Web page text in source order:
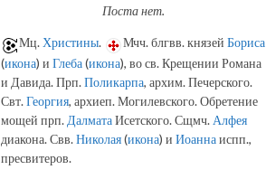
Поста нет.
Мц. Христины. Мчч. блгвв. князей Бориса
(икона) и Глеба(икона), во св. Крещении Романа
и Давида. Прп.Поликарпа, архим. Печерского.
Свт.Георгия, архиеп. Могилевского. Обретение
мощей прп. ДалматаИсетского. Сщмч. Алфея
диакона. Свв.Николая(икона) и Иоаннаиспп.,
пресвитеров.